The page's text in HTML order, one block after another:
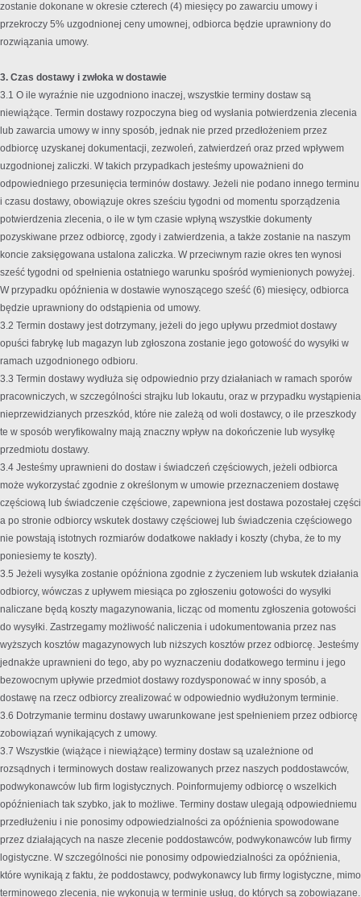
zostanie dokonane w okresie czterech (4) miesięcy po zawarciu umowy i
przekroczy 5% uzgodnionej ceny umownej, odbiorca będzie uprawniony do
rozwiązania umowy.
3. Czas dostawy i zwłoka w dostawie
3.1 O ile wyraźnie nie uzgodniono inaczej, wszystkie terminy dostaw są
niewiążące. Termin dostawy rozpoczyna bieg od wysłania potwierdzenia zlecenia
lub zawarcia umowy w inny sposób, jednak nie przed przedłożeniem przez
odbiorcę uzyskanej dokumentacji, zezwoleń, zatwierdzeń oraz przed wpływem
uzgodnionej zaliczki. W takich przypadkach jesteśmy upoważnieni do
odpowiedniego przesunięcia terminów dostawy. Jeżeli nie podano innego terminu
i czasu dostawy, obowiązuje okres sześciu tygodni od momentu sporządzenia
potwierdzenia zlecenia, o ile w tym czasie wpłyną wszystkie dokumenty
pozyskiwane przez odbiorcę, zgody i zatwierdzenia, a także zostanie na naszym
koncie zaksięgowana ustalona zaliczka. W przeciwnym razie okres ten wynosi
sześć tygodni od spełnienia ostatniego warunku spośród wymienionych powyżej.
W przypadku opóźnienia w dostawie wynoszącego sześć (6) miesięcy, odbiorca
będzie uprawniony do odstąpienia od umowy.
3.2 Termin dostawy jest dotrzymany, jeżeli do jego upływu przedmiot dostawy
opuści fabrykę lub magazyn lub zgłoszona zostanie jego gotowość do wysyłki w
ramach uzgodnionego odbioru.
3.3 Termin dostawy wydłuża się odpowiednio przy działaniach w ramach sporów
pracowniczych, w szczególności strajku lub lokautu, oraz w przypadku wystąpienia
nieprzewidzianych przeszkód, które nie zależą od woli dostawcy, o ile przeszkody
te w sposób weryfikowalny mają znaczny wpływ na dokończenie lub wysyłkę
przedmiotu dostawy.
3.4 Jesteśmy uprawnieni do dostaw i świadczeń częściowych, jeżeli odbiorca
może wykorzystać zgodnie z określonym w umowie przeznaczeniem dostawę
częściową lub świadczenie częściowe, zapewniona jest dostawa pozostałej części
a po stronie odbiorcy wskutek dostawy częściowej lub świadczenia częściowego
nie powstają istotnych rozmiarów dodatkowe nakłady i koszty (chyba, że to my
poniesiemy te koszty).
3.5 Jeżeli wysyłka zostanie opóźniona zgodnie z życzeniem lub wskutek działania
odbiorcy, wówczas z upływem miesiąca po zgłoszeniu gotowości do wysyłki
naliczane będą koszty magazynowania, licząc od momentu zgłoszenia gotowości
do wysyłki. Zastrzegamy możliwość naliczenia i udokumentowania przez nas
wyższych kosztów magazynowych lub niższych kosztów przez odbiorcę. Jesteśmy
jednakże uprawnieni do tego, aby po wyznaczeniu dodatkowego terminu i jego
bezowocnym upływie przedmiot dostawy rozdysponować w inny sposób, a
dostawę na rzecz odbiorcy zrealizować w odpowiednio wydłużonym terminie.
3.6 Dotrzymanie terminu dostawy uwarunkowane jest spełnieniem przez odbiorcę
zobowiązań wynikających z umowy.
3.7 Wszystkie (wiążące i niewiążące) terminy dostaw są uzależnione od
rozsądnych i terminowych dostaw realizowanych przez naszych poddostawców,
podwykonawców lub firm logistycznych. Poinformujemy odbiorcę o wszelkich
opóźnieniach tak szybko, jak to możliwe. Terminy dostaw ulegają odpowiedniemu
przedłużeniu i nie ponosimy odpowiedzialności za opóźnienia spowodowane
przez działających na nasze zlecenie poddostawców, podwykonawców lub firmy
logistyczne. W szczególności nie ponosimy odpowiedzialności za opóźnienia,
które wynikają z faktu, że poddostawcy, podwykonawcy lub firmy logistyczne, mimo
terminowego zlecenia, nie wykonują w terminie usług, do których są zobowiązane.